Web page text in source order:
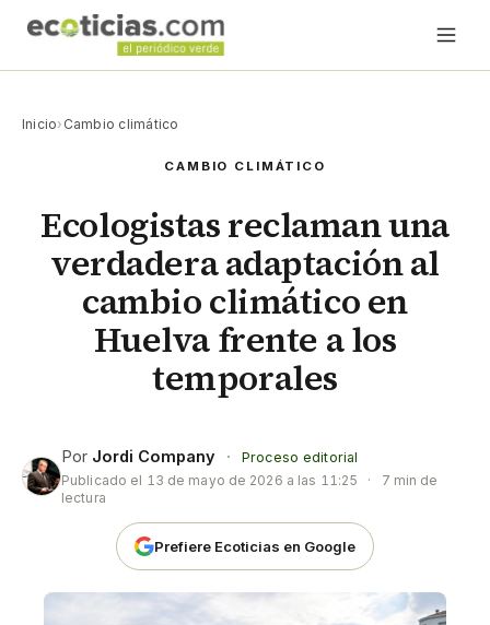
Inicio› Cambio climático
CAMBIO CLIMÁTICO
Ecologistas reclaman una
verdadera adaptación al
cambio climático en
Huelva frente a los
temporales
Por Jordi Company ·
Proceso editorial
Publicado el 13 de mayo de 2026 a las 11:25 ·
7 min de
lectura
Prefiere Ecoticias en Google